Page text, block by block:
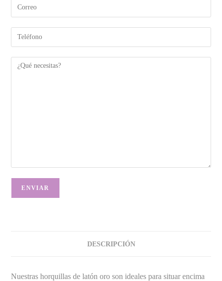
DESCRIPCIÓN
Nuestras horquillas de latón oro son ideales para situar encima